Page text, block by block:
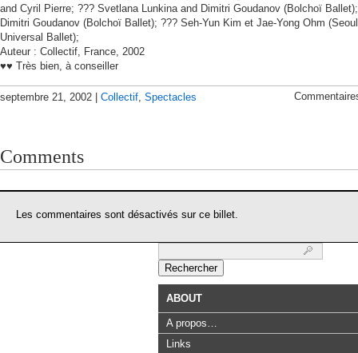
and Cyril Pierre; ??? Svetlana Lunkina and Dimitri Goudanov (Bolchoï
Dimitri Goudanov (Bolchoï Ballet); ??? Seh-Yun Kim et Jae-Yong Ohm (Seoul
Universal Ballet);
Auteur : Collectif, France, 2002
♥♥ Très bien, à conseiller
septembre 21, 2002 | Collectif, Spectacles
Comments
Les commentaires sont désactivés sur ce billet.
ABOUT
A propos…
Links